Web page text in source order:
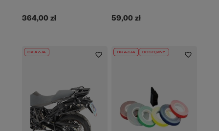
364,00 zł 59,00 zł
OKAZJA OKAZJA DOSTĘPNY